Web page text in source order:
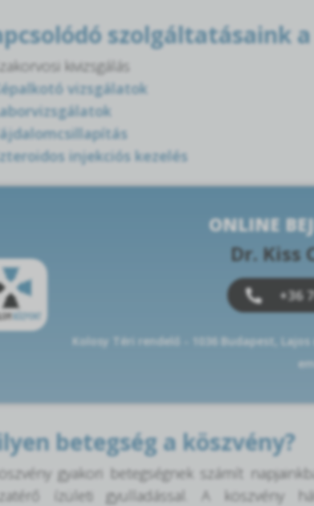
szolgáltatásaink
Szakorvosi kivizsgálás
vizsgálatok
injekciós kezelés
ONLINE
Dr. Kiss
+36
Kolosy Téri rendelő - 1036 Budapest,
betegség a köszvény?
gyakori betegségnek számít
ízületi gyulladással. A köszvény